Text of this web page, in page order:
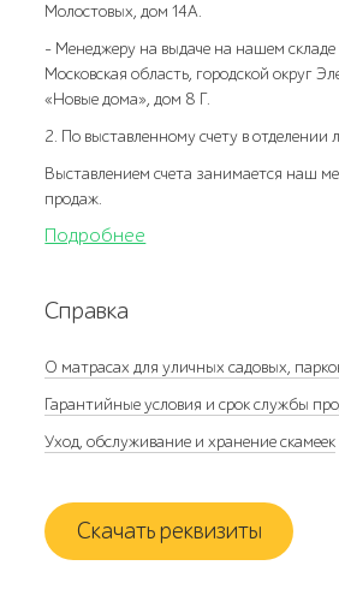
Молостовых, дом 14А.
- Менеджеру на выдаче на нашем складе
Московская область, городской округ
«Новые дома», дом 8 Г.
2. По выставленному счету в отделении
Выставлением счета занимается наш
продаж.
Подробнее
Справка
О матрасах для уличных садовых,
Гарантийные условия и срок службы
Уход, обслуживание и хранение скамеек
Скачать реквизиты